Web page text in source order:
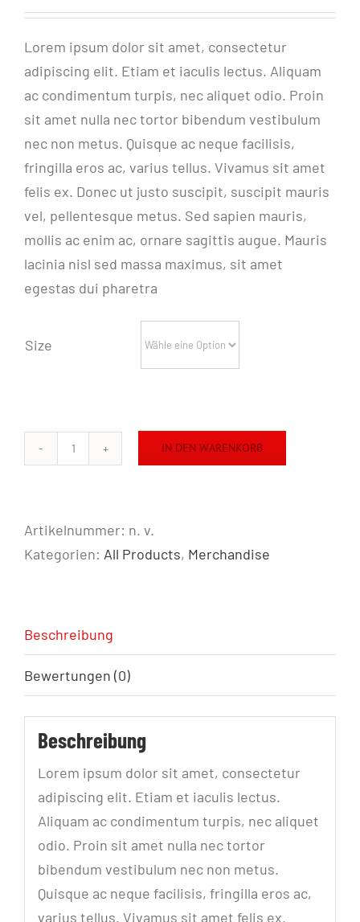
Lorem ipsum dolor sit amet, consectetur
adipiscing elit. Etiam et iaculis lectus. Aliquam
ac condimentum turpis, nec aliquet odio. Proin
sit amet nulla nec tortor bibendum vestibulum
nec non metus. Quisque ac neque facilisis,
fringilla eros ac, varius tellus. Vivamus sit amet
felis ex. Donec ut justo suscipit, suscipit mauris
vel, pellentesque metus. Sed sapien mauris,
mollis ac enim ac, ornare sagittis augue. Mauris
lacinia nisl sed massa maximus, sit amet
egestas dui pharetra
Size
Menge
IN DEN WARENKORB
Artikelnummer: n. v.
Kategorien: All Products, Merchandise
Beschreibung
Bewertungen (0)
Beschreibung
Lorem ipsum dolor sit amet, consectetur
adipiscing elit. Etiam et iaculis lectus.
Aliquam ac condimentum turpis, nec aliquet
odio. Proin sit amet nulla nec tortor
bibendum vestibulum nec non metus.
Quisque ac neque facilisis, fringilla eros ac,
varius tellus. Vivamus sit amet felis ex.